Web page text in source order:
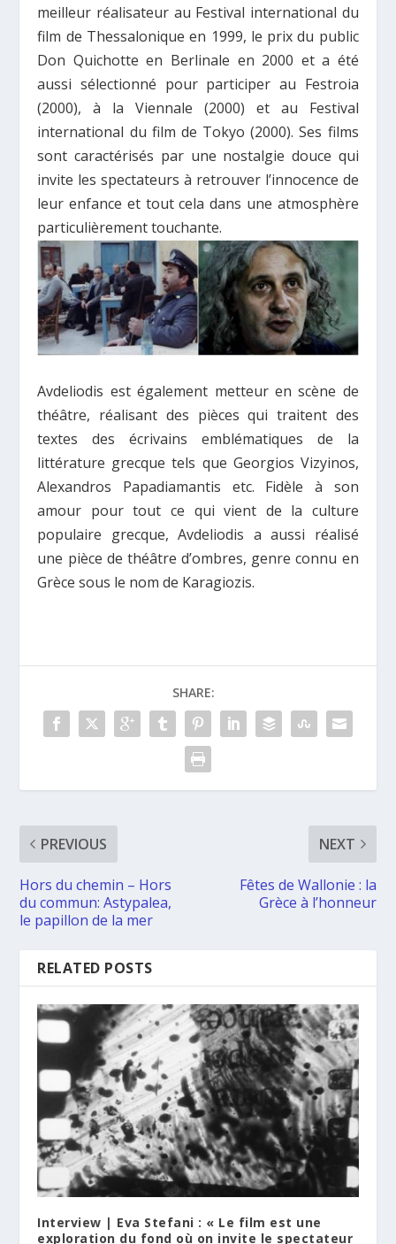
meilleur réalisateur au Festival international du
film de Thessalonique en 1999, le prix du public
Don Quichotte en Berlinale en 2000 et a été
aussi sélectionné pour participer au Festroia
(2000), à la Viennale (2000) et au Festival
international du film de Tokyo (2000). Ses films
sont caractérisés par une nostalgie douce qui
invite les spectateurs à retrouver l’innocence de
leur enfance et tout cela dans une atmosphère
particulièrement touchante.
Avdeliodis est également metteur en scène de
théâtre, réalisant des pièces qui traitent des
textes des écrivains emblématiques de la
littérature grecque tels que Georgios Vizyinos,
Alexandros Papadiamantis etc. Fidèle à son
amour pour tout ce qui vient de la culture
populaire grecque, Avdeliodis a aussi réalisé
une pièce de théâtre d’ombres, genre connu en
Grèce sous le nom de Karagiozis.
SHARE:
PREVIOUS
Hors du chemin – Hors
du commun: Astypalea,
le papillon de la mer
NEXT
Fêtes de Wallonie : la
Grèce à l’honneur
RELATED POSTS
Interview | Eva Stefani : « Le film est une
exploration du fond où on invite le spectateur